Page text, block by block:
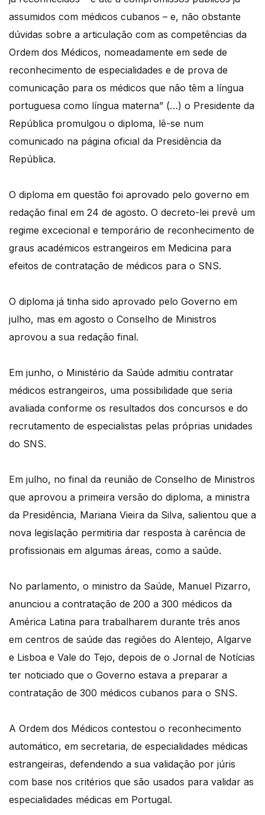
assumidos com médicos cubanos – e, não obstante
dúvidas sobre a articulação com as competências da
Ordem dos Médicos, nomeadamente em sede de
reconhecimento de especialidades e de prova de
comunicação para os médicos que não têm a língua
portuguesa como língua materna” (…) o Presidente da
República promulgou o diploma, lê-se num
comunicado na página oficial da Presidência da
República.
O diploma em questão foi aprovado pelo governo em
redação final em 24 de agosto. O decreto-lei prevê um
regime excecional e temporário de reconhecimento de
graus académicos estrangeiros em Medicina para
efeitos de contratação de médicos para o SNS.
O diploma já tinha sido aprovado pelo Governo em
julho, mas em agosto o Conselho de Ministros
aprovou a sua redação final.
Em junho, o Ministério da Saúde admitiu contratar
médicos estrangeiros, uma possibilidade que seria
avaliada conforme os resultados dos concursos e do
recrutamento de especialistas pelas próprias unidades
do SNS.
Em julho, no final da reunião de Conselho de Ministros
que aprovou a primeira versão do diploma, a ministra
da Presidência, Mariana Vieira da Silva, salientou que a
nova legislação permitiria dar resposta à carência de
profissionais em algumas áreas, como a saúde.
No parlamento, o ministro da Saúde, Manuel Pizarro,
anunciou a contratação de 200 a 300 médicos da
América Latina para trabalharem durante três anos
em centros de saúde das regiões do Alentejo, Algarve
e Lisboa e Vale do Tejo, depois de o Jornal de Notícias
ter noticiado que o Governo estava a preparar a
contratação de 300 médicos cubanos para o SNS.
A Ordem dos Médicos contestou o reconhecimento
automático, em secretaria, de especialidades médicas
estrangeiras, defendendo a sua validação por júris
com base nos critérios que são usados para validar as
especialidades médicas em Portugal.